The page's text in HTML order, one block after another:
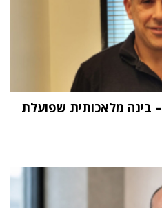
"העתיד הוא Physical AI – בינה מלאכותית שפועלת